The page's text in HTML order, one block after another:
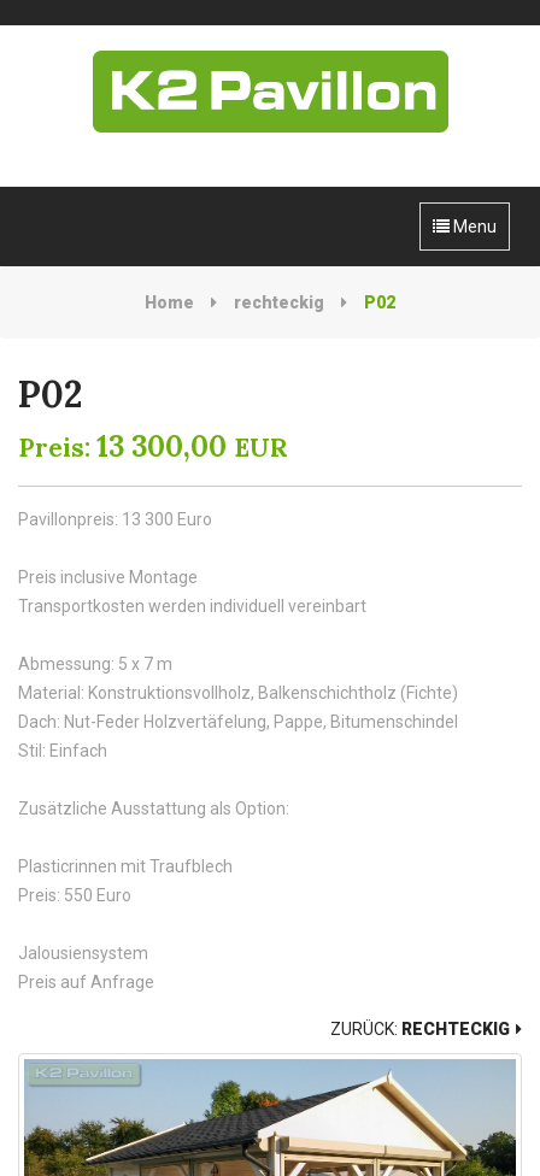
Menu
Home rechteckig P02
P02
Preis: 13 300,00 EUR
Pavillonpreis: 13 300 Euro
Preis inclusive Montage
Transportkosten werden individuell vereinbart
Abmessung: 5 x 7 m
Material: Konstruktionsvollholz, Balkenschichtholz (Fichte)
Dach: Nut-Feder Holzvertäfelung, Pappe, Bitumenschindel
Stil: Einfach
Zusätzliche Ausstattung als Option:
Plasticrinnen mit Traufblech
Preis: 550 Euro
Jalousiensystem
Preis auf Anfrage
ZURÜCK: RECHTECKIG